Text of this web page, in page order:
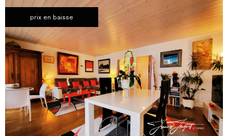
prix en baisse
voir le
bien